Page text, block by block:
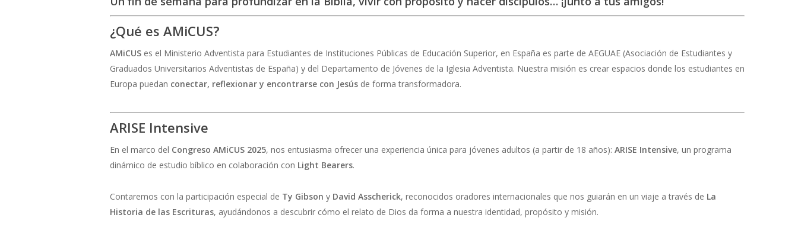
¿Qué es AMiCUS?
AMiCUS es el Ministerio Adventista para Estudiantes de Instituciones Públicas de Educación Superior, en España es parte de AEGUAE (Asociación de Estudiantes y
Graduados Universitarios Adventistas de España) y del Departamento de Jóvenes de la Iglesia Adventista. Nuestra misión es crear espacios donde los estudiantes en
Europa puedan conectar, reflexionar y encontrarse con Jesús de forma transformadora.
ARISE Intensive
En el marco del Congreso AMiCUS 2025, nos entusiasma ofrecer una experiencia única para jóvenes adultos (a partir de 18 años): ARISE Intensive, un programa
dinámico de estudio bíblico en colaboración con Light Bearers.
Contaremos con la participación especial de Ty Gibson y David Asscherick, reconocidos oradores internacionales que nos guiarán en un viaje a través de La
Historia de las Escrituras, ayudándonos a descubrir cómo el relato de Dios da forma a nuestra identidad, propósito y misión.